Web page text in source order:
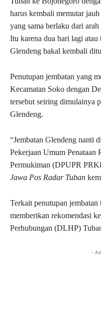
harus kembali memutar
yang sama berlaku dari
Itu karena dua hari lagi atau
Glendeng bakal kembali
Penutupan jembatan yang
Kecamatan Soko dengan
tersebut seiring dimulainya
Glendeng.
“Jembatan Glendeng nanti
Pekerjaan Umum Penataan
Permukiman (DPUPR
Jawa Pos Radar Tuban
Terkait penutupan jembatan
memberikan rekomendasi
Perhubungan (DLHP)
-